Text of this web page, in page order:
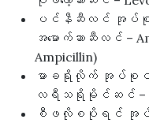
ပင်နီဆီလင် အုပ်စုဝင်ဆ
အမောက်ဆာဆီလင် –
Ampicillin)
မာခရိုလိုက် အုပ်စုဝင်ဆ
လရီသရိုမိုင်ဆင် –
စီဖလိုစပိုရင် အုပ်စုဝင်